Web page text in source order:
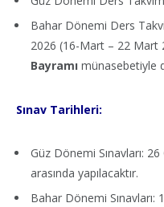
Bahar Dönemi Ders
2026 (16-Mart – 22 Mart
Bayramı münasebetiyle
Sınav Tarihleri:
Güz Dönemi Sınavları:
arasında yapılacaktır.
Bahar Dönemi